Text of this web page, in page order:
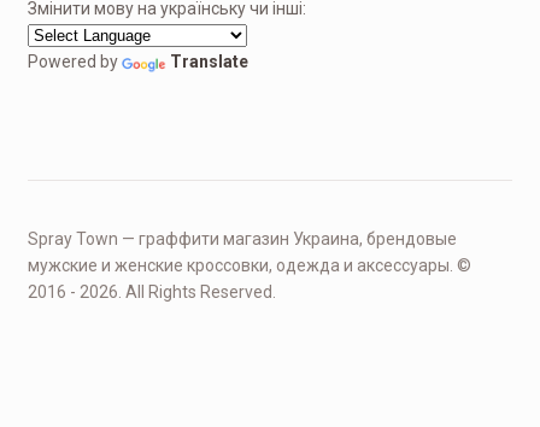
Змінити мову на українську чи інші:
Powered by Translate
Spray Town — граффити магазин Украина, брендовые
мужские и женские кроссовки, одежда и аксессуары. ©
2016 - 2026. All Rights Reserved.